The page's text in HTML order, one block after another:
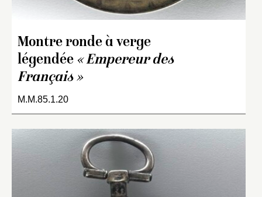
Montre ronde à verge
légendée « Empereur des
Français »
M.M.85.1.20